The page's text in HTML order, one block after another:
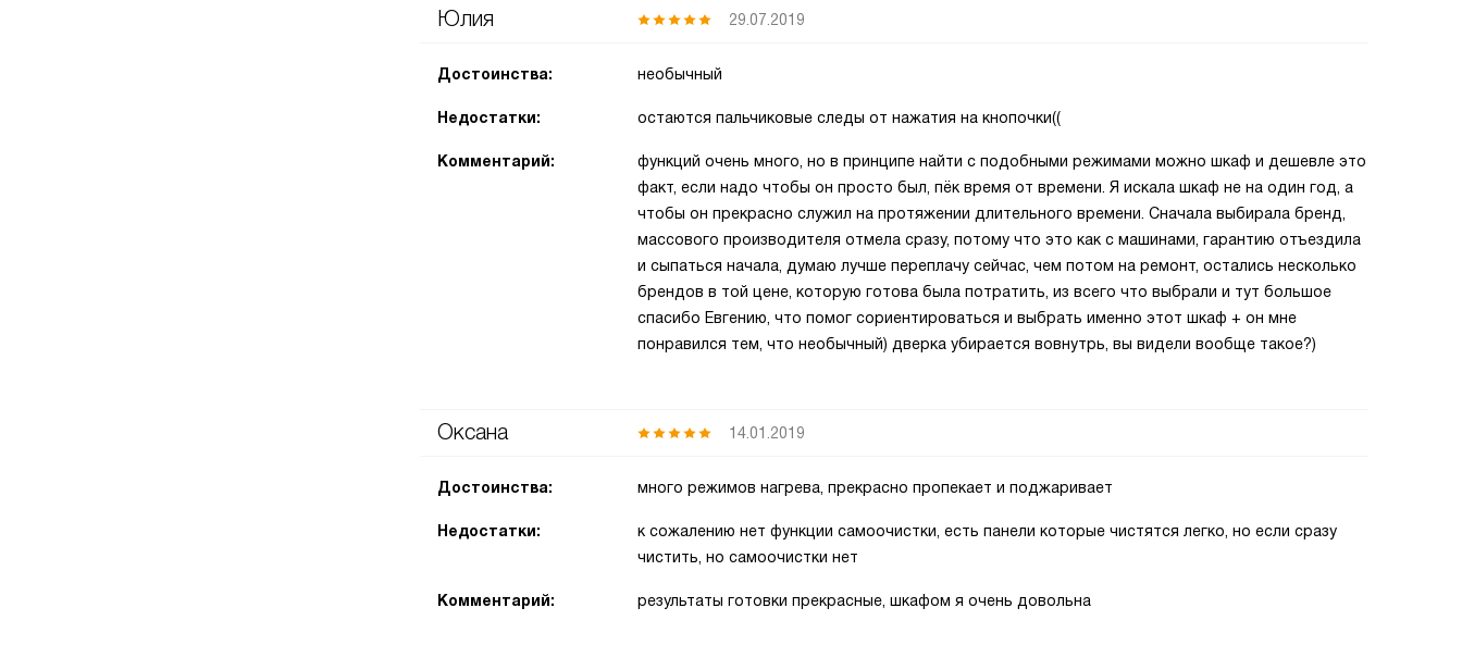
Юлия 29.07.2019
Достоинства: необычный
Недостатки: остаются пальчиковые следы от нажатия на кнопочки((
Комментарий:
функций очень много, но в принципе найти с подобными режимами можно шкаф и дешевле это
факт, если надо чтобы он просто был, пёк время от времени. Я искала шкаф не на один год, а
чтобы он прекрасно служил на протяжении длительного времени. Сначала выбирала бренд,
массового производителя отмела сразу, потому что это как с машинами, гарантию отъездила
и сыпаться начала, думаю лучше переплачу сейчас, чем потом на ремонт, остались несколько
брендов в той цене, которую готова была потратить, из всего что выбрали и тут большое
спасибо Евгению, что помог сориентироваться и выбрать именно этот шкаф + он мне
понравился тем, что необычный) дверка убирается вовнутрь, вы видели вообще такое?)
Оксана 14.01.2019
Достоинства: много режимов нагрева, прекрасно пропекает и поджаривает
Недостатки:
к сожалению нет функции самоочистки, есть панели которые чистятся легко, но если сразу
чистить, но самоочистки нет
Комментарий: результаты готовки прекрасные, шкафом я очень довольна